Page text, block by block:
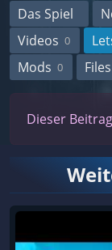
Das Spiel
Videos 0
Mods 0 Files
Dieser